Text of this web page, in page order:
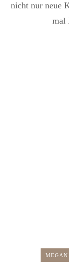
nicht nur neue
mal